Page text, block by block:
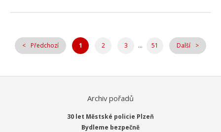
Předchozí 1 2 3 ... 51 Další
Archiv pořadů
30 let Městské policie Plzeň
Bydleme bezpečně